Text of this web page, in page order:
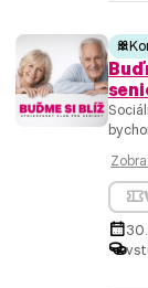
30.